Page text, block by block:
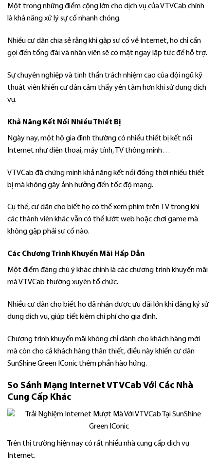
Một trong những điểm cộng lớn cho dịch vụ của VTVCab chính
là khả năng xử lý sự cố nhanh chóng.
Nhiều cư dân chia sẻ rằng khi gặp sự cố về Internet, họ chỉ cần
gọi đến tổng đài và nhân viên sẽ có mặt ngay lập tức để hỗ trợ.
Sự chuyên nghiệp và tinh thần trách nhiệm cao của đội ngũ kỹ
thuật viên khiến cư dân cảm thấy yên tâm hơn khi sử dụng dịch
vụ.
Khả Năng Kết Nối Nhiều Thiết Bị
Ngày nay, một hộ gia đình thường có nhiều thiết bị kết nối
Internet như điện thoại, máy tính, TV thông minh…
VTVCab đã chứng minh khả năng kết nối đồng thời nhiều thiết
bị mà không gây ảnh hưởng đến tốc độ mạng.
Cụ thể, cư dân cho biết họ có thể xem phim trên TV trong khi
các thành viên khác vẫn có thể lướt web hoặc chơi game mà
không gặp phải sự cố nào.
Các Chương Trình Khuyến Mãi Hấp Dẫn
Một điểm đáng chú ý khác chính là các chương trình khuyến mãi
mà VTVCab thường xuyên tổ chức.
Nhiều cư dân cho biết họ đã nhận được ưu đãi lớn khi đăng ký sử
dụng dịch vụ, giúp tiết kiệm chi phí cho gia đình.
Chương trình khuyến mãi không chỉ dành cho khách hàng mới
mà còn cho cả khách hàng thân thiết, điều này khiến cư dân
SunShine Green IConic thêm phần hào hứng.
So Sánh Mạng Internet VTVCab Với Các Nhà
Cung Cấp Khác
Trên thị trường hiện nay có rất nhiều nhà cung cấp dịch vụ
Internet.